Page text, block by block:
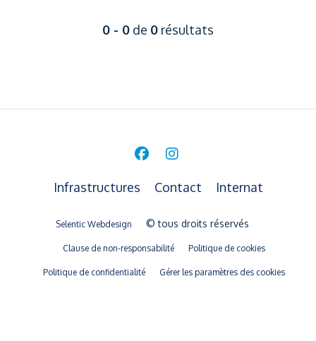
0 - 0 de 0 résultats
Infrastructures Contact Internat
Selentic Webdesign © tous droits réservés
Clause de non-responsabilité Politique de cookies
Politique de confidentialité Gérer les paramètres des cookies